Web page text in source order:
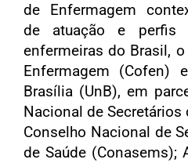
de Enfermagem
de atuação e perfis
enfermeiras do Brasil,
Enfermagem (Cofen)
Brasília (UnB), em
Nacional de Secretários
Conselho Nacional de
de Saúde (Conasems);